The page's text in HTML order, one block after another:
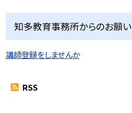
知多教育事務所からのお願い
講師登録をしませんか
RSS